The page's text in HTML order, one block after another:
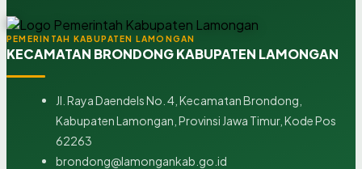
PEMERINTAH KABUPATEN LAMONGAN
KECAMATAN BRONDONG KABUPATEN LAMONGAN
Jl. Raya Daendels No. 4, Kecamatan Brondong,
Kabupaten Lamongan, Provinsi Jawa Timur, Kode Pos
62263
brondong@lamongankab.go.id